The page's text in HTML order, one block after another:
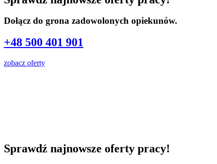
Dołącz do grona zadowolonych opiekunów.
+48 500 401 901
zobacz oferty
Sprawdź najnowsze oferty pracy!